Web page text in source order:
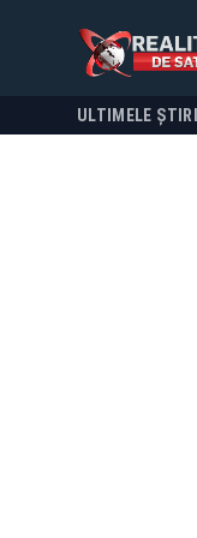
ULTIMELE ȘTIRI